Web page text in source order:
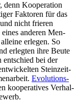
denn Koope­ra­tion
Fak­to­ren für das
nicht frie­ren
ande­ren Men­
erle­gen. So
erleg­ten ihre Beute
bei der
Stein­zeit­
Evo­lu­ti­ons­
koope­ra­ti­ves Ver­hal­